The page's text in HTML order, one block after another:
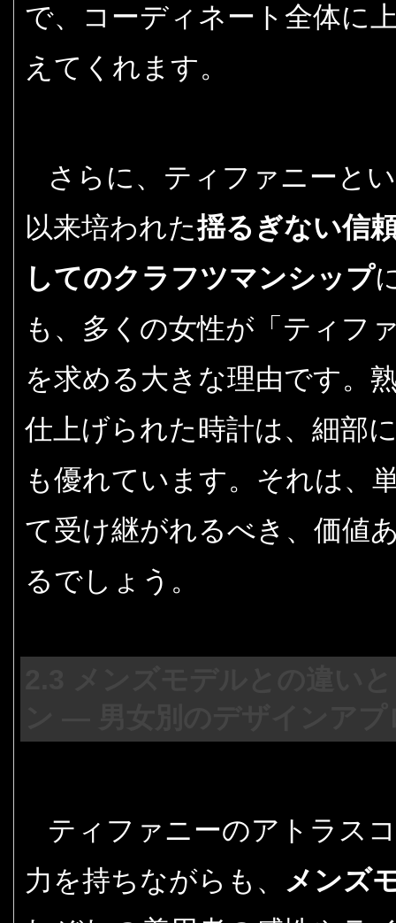
で、コーディネート全体に
えてくれます。
さらに、ティファニーと
以来培われた揺るぎない信
してのクラフツマンシップ
も、多くの女性が「ティフ
を求める大きな理由です。
仕上げられた時計は、細部
も優れています。それは、
て受け継がれるべき、価値
るでしょう。
ティファニーのアトラス
力を持ちながらも、
メンズ